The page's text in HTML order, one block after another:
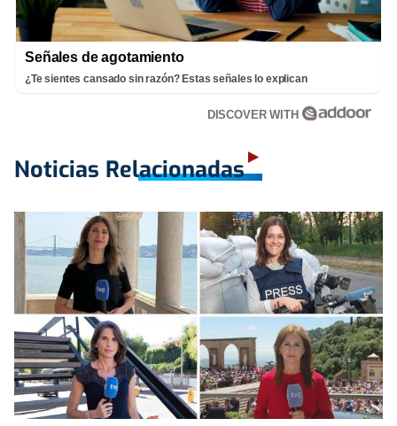
Señales de agotamiento
¿Te sientes cansado sin razón? Estas señales lo explican
DISCOVER WITH
Noticias Relacionadas